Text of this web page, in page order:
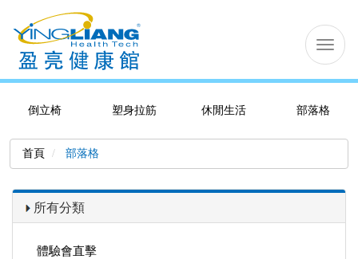
切
换
导
倒立椅
塑身拉筋 休閒生活 部落格
首頁 部落格
所有分類
體驗會直擊